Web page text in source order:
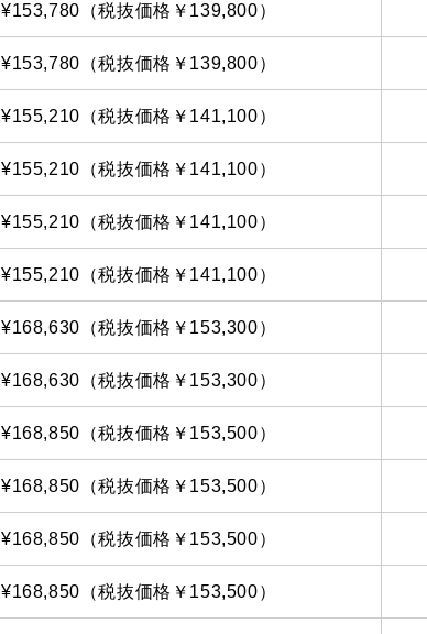
¥153,780（税抜価格￥139,800）
¥153,780（税抜価格￥139,800）
¥155,210（税抜価格￥141,100）
¥155,210（税抜価格￥141,100）
¥155,210（税抜価格￥141,100）
¥155,210（税抜価格￥141,100）
¥168,630（税抜価格￥153,300）
¥168,630（税抜価格￥153,300）
¥168,850（税抜価格￥153,500）
¥168,850（税抜価格￥153,500）
¥168,850（税抜価格￥153,500）
¥168,850（税抜価格￥153,500）